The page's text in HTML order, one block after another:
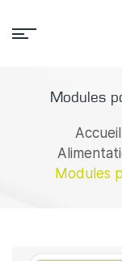
Modules
Accueil
Modules